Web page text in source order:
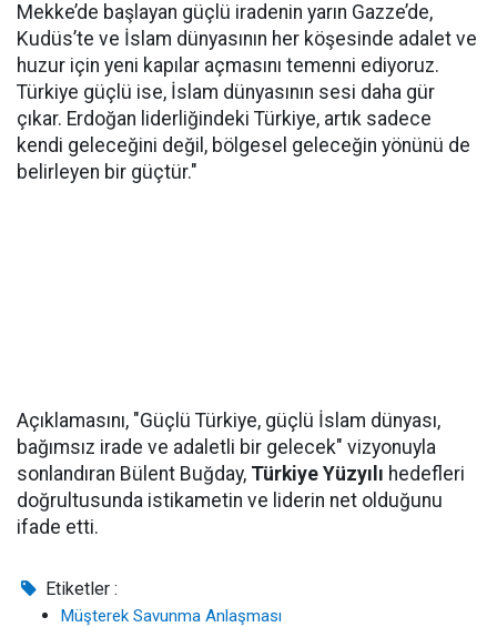
Mekke’de başlayan güçlü iradenin yarın Gazze’de,
Kudüs’te ve İslam dünyasının her köşesinde adalet ve
huzur için yeni kapılar açmasını temenni ediyoruz.
Türkiye güçlü ise, İslam dünyasının sesi daha gür
çıkar. Erdoğan liderliğindeki Türkiye, artık sadece
kendi geleceğini değil, bölgesel geleceğin yönünü de
belirleyen bir güçtür."
Açıklamasını, "Güçlü Türkiye, güçlü İslam dünyası,
bağımsız irade ve adaletli bir gelecek" vizyonuyla
sonlandıran Bülent Buğday, Türkiye Yüzyılı hedefleri
doğrultusunda istikametin ve liderin net olduğunu
ifade etti.
Etiketler :
Müşterek Savunma Anlaşması